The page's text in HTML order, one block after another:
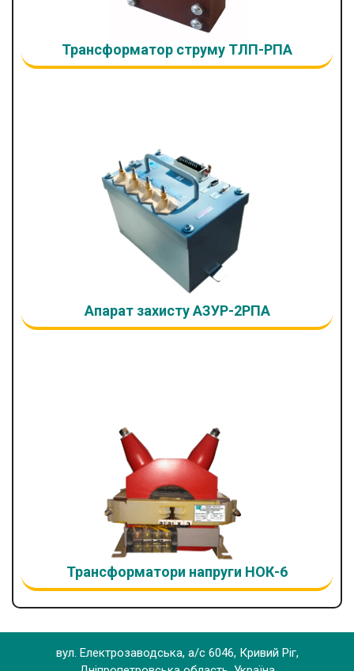
Трансформатор струму ТЛП-РПА
Апарат захисту АЗУР-2РПА
Трансформатори напруги НОК-6
вул. Електрозаводська, а/с 6046, Кривий Ріг,